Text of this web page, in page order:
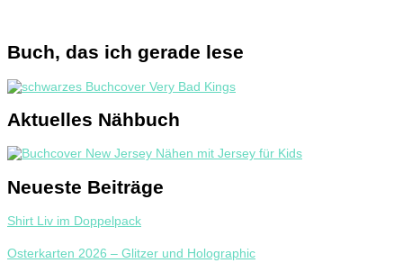
Buch, das ich gerade lese
Aktuelles Nähbuch
Neueste Beiträge
Shirt Liv im Doppelpack
Osterkarten 2026 – Glitzer und Holographic